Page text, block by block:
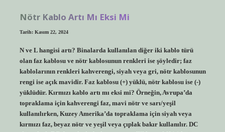
Nötr Kablo Artı Mı Eksi Mi
Tarih: Kasım 22, 2024
N ve L hangisi artı? Binalarda kullanılan diğer iki kablo türü
olan faz kablosu ve nötr kablosunun renkleri ise şöyledir; faz
kablolarının renkleri kahverengi, siyah veya gri, nötr kablosunun
rengi ise açık mavidir. Faz kablosu (+) yüklü, nötr kablosu ise (-)
yüklüdür. Kırmızı kablo artı mı eksi mi? Örneğin, Avrupa’da
topraklama için kahverengi faz, mavi nötr ve sarı/yeşil
kullanılırken, Kuzey Amerika’da topraklama için siyah veya
kırmızı faz, beyaz nötr ve yeşil veya çıplak bakır kullanılır. DC